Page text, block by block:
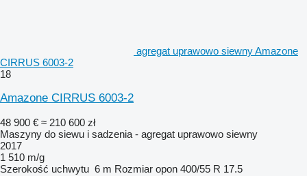
agregat uprawowo siewny Amazone
CIRRUS 6003-2
18
Amazone CIRRUS 6003-2
48 900 € ≈ 210 600 zł
Maszyny do siewu i sadzenia - agregat uprawowo siewny
2017
1 510 m/g
Szerokość uchwytu 6 m Rozmiar opon 400/55 R 17.5